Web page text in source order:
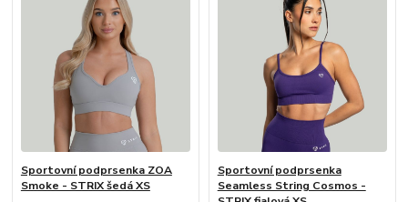
Sportovní podprsenka ZOA
Smoke - STRIX šedá XS
Sportovní podprsenka
Seamless String Cosmos -